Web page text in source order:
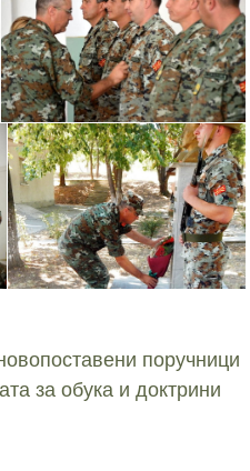
поручници
за обука и доктрини